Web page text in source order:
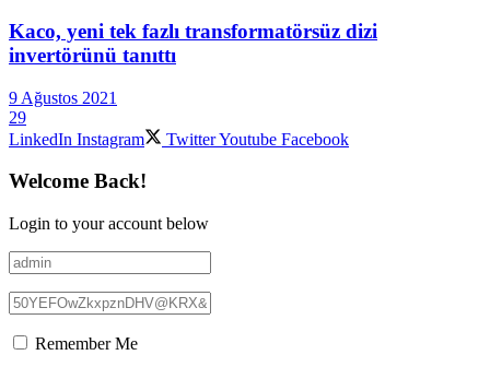
Kaco, yeni tek fazlı transformatörsüz dizi
invertörünü tanıttı
9 Ağustos 2021
29
LinkedIn Instagram TwitterYoutube Facebook
Welcome Back!
Login to your account below
Remember Me